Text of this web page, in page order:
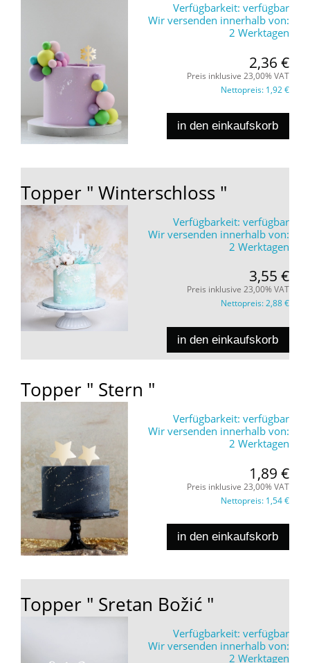
Verfügbarkeit: verfügbar
Wir versenden innerhalb von:
2 Werktagen
2,36 €
Preis inklusive 23,00% VAT
Nettopreis: 1,92 €
in den einkaufskorb
Topper " Winterschloss "
Verfügbarkeit: verfügbar
Wir versenden innerhalb von:
2 Werktagen
3,55 €
Preis inklusive 23,00% VAT
Nettopreis:2,88 €
in den einkaufskorb
Topper " Stern "
Verfügbarkeit: verfügbar
Wir versenden innerhalb von:
2 Werktagen
1,89 €
Preis inklusive 23,00% VAT
Nettopreis: 1,54 €
in den einkaufskorb
Topper " Sretan Božić "
Verfügbarkeit: verfügbar
Wir versenden innerhalb von:
2 Werktagen